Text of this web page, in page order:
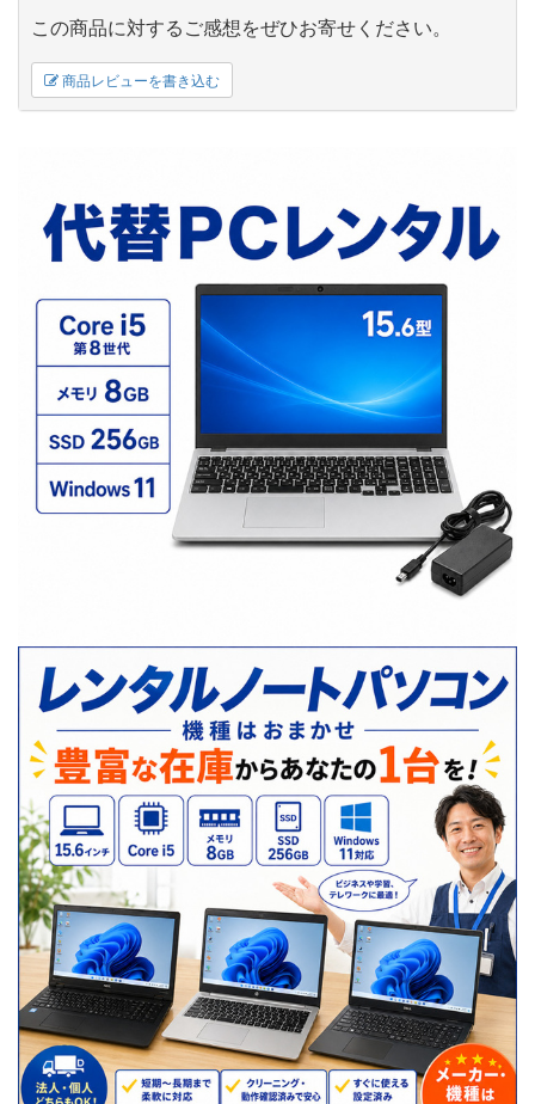
この商品に対するご感想をぜひお寄せください。
商品レビューを書き込む